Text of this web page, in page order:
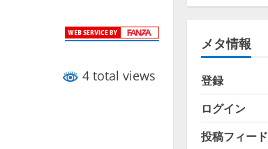
4 total views
ゴ
ー
メタ情報
登録
ログイン
投稿フィード